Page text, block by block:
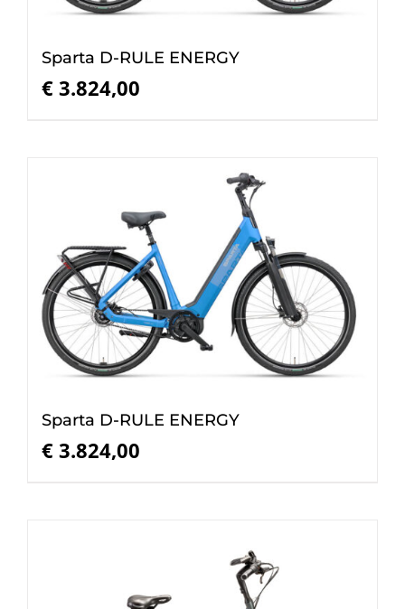
Sparta D-RULE ENERGY
€ 3.824,00
Sparta D-RULE ENERGY
€ 3.824,00